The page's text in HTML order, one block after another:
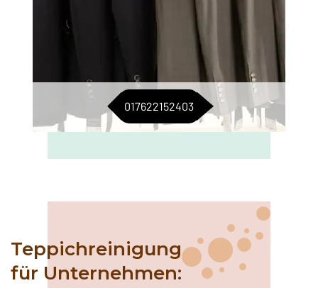
017622152403
Teppichreinigung
für Unternehmen: